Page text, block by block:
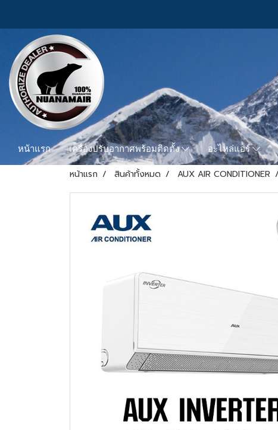
หน้าแรก เครื่องปรับอากาศพร้อมติดตั้ง อะไหล่แอร์
หน้าแรก สินค้าทั้งหมด AUX AIR CONDITIONER